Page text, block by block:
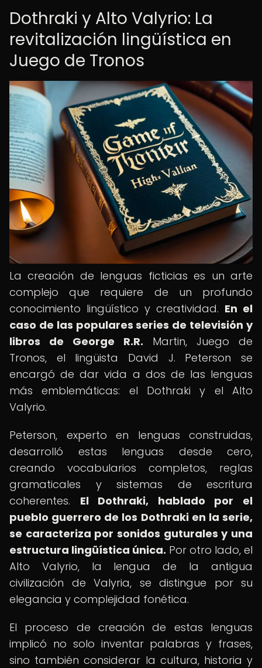
Dothraki y Alto Valyrio: La
revitalización lingüística en
Juego de Tronos
La creación de lenguas ficticias es un arte
complejo que requiere de un profundo
conocimiento lingüístico y creatividad. En el
caso de las populares series de televisión y
libros de George R.R. Martin, Juego de
Tronos, el lingüista David J. Peterson se
encargó de dar vida a dos de las lenguas
más emblemáticas: el Dothraki y el Alto
Valyrio.
Peterson, experto en lenguas construidas,
desarrolló estas lenguas desde cero,
creando vocabularios completos, reglas
gramaticales y sistemas de escritura
coherentes. El Dothraki, hablado por el
pueblo guerrero de los Dothraki en la serie,
se caracteriza por sonidos guturales y una
estructura lingüística única. Por otro lado, el
Alto Valyrio, la lengua de la antigua
civilización de Valyria, se distingue por su
elegancia y complejidad fonética.
El proceso de creación de estas lenguas
implicó no solo inventar palabras y frases,
sino también considerar la cultura, historia y